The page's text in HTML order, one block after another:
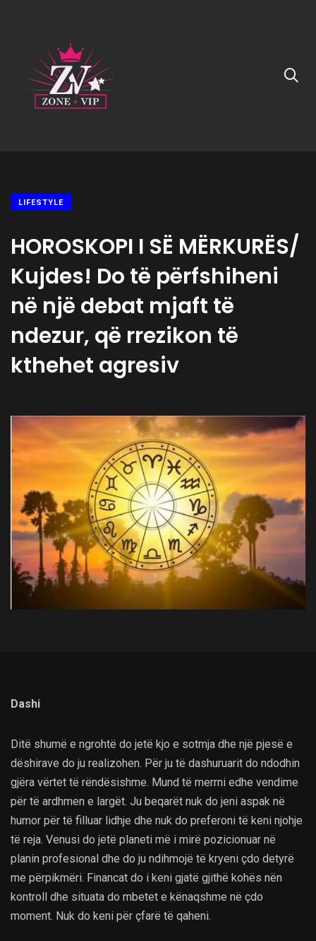
LIFESTYLE
HOROSKOPI I SË MËRKURËS/
Kujdes! Do të përfshiheni
në një debat mjaft të
ndezur, që rrezikon të
kthehet agresiv
Dashi
Ditë shumë e ngrohtë do jetë kjo e sotmja dhe një pjesë e
dëshirave do ju realizohen. Për ju të dashuruarit do ndodhin
gjëra vërtet të rëndësishme. Mund të merrni edhe vendime
për të ardhmen e largët. Ju beqarët nuk do jeni aspak në
humor për të filluar lidhje dhe nuk do preferoni të keni njohje
të reja. Venusi do jetë planeti më i mirë pozicionuar në
planin profesional dhe do ju ndihmojë të kryeni çdo detyrë
me përpikmëri. Financat do i keni gjatë gjithë kohës nën
kontroll dhe situata do mbetet e kënaqshme në çdo
moment. Nuk do keni për çfarë të qaheni.